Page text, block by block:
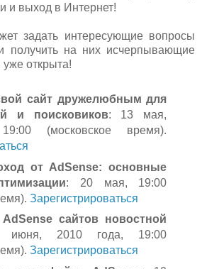
и выход в Интернет!
задать интересующие вопросы
получить на них исчерпывающие
уже открыта!
сайт дружелюбным для
и поисковиков: 13 мая,
(московское время).
от AdSense: основные
: 20 мая, 19:00
Зарегистрироваться
сайтов новостной
2010 года, 19:00
Зарегистрироваться